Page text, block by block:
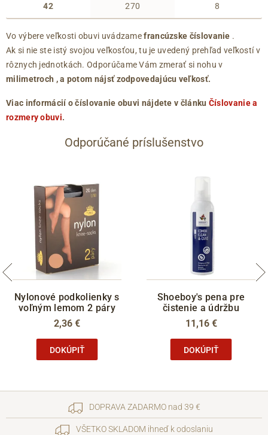
42 270 8
Vo výbere veľkosti obuvi uvádzamefrancúzske číslovanie .
Ak si nie ste istý svojou veľkosťou, tu je uvedený prehľad veľkostí v
rôznych jednotkách. Odporúčame Vám zmerať si nohu v
milimetroch , a potom nájsť zodpovedajúcu veľkosť.
Viac informácií o číslovanie obuvi nájdete v článku Číslovanie a
rozmery obuvi.
Odporúčané príslušenstvo
Nylonové podkolienky s
voľným lemom 2 páry
2,36 €
DOKÚPIŤ
Shoeboy's pena pre
čistenie a údržbu
11,16 €
DOKÚPIŤ
DOPRAVA ZADARMO nad 39 €
VŠETKO SKLADOM ihneď k odoslaniu